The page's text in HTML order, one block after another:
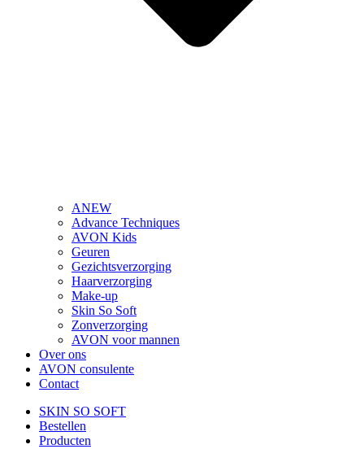
ANEW
Advance Techniques
AVON Kids
Geuren
Gezichtsverzorging
Haarverzorging
Make-up
Skin So Soft
Zonverzorging
AVON voor mannen
Over ons
AVON consulente
Contact
SKIN SO SOFT
Bestellen
Producten